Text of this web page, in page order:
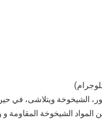
الشيخوخة ويتلاشى، في
الشيخوخة المقاومة و